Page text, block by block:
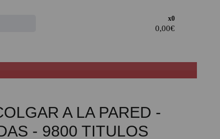
· Join our family of professionals, and take advantage of
PROFESSIONAL REGISTER
x0
A LA PARED -
- 9800 TITULOS